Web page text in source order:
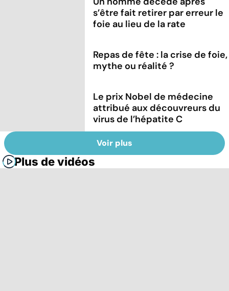
s’être fait retirer par erreur le
foie au lieu de la rate
Repas de fête : la crise de foie,
mythe ou réalité ?
Le prix Nobel de médecine
attribué aux découvreurs du
virus de l’hépatite C
Voir plus
Plus de vidéos